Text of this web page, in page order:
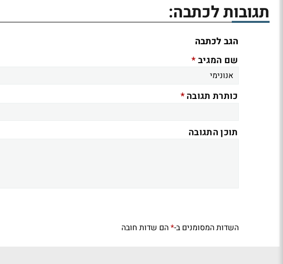
תגובות לכתבה:
הגב לכתבה
שם המגיב*
כותרת תגובה*
תוכן התגובה
השדות המסומנים ב-*הם שדות חובה